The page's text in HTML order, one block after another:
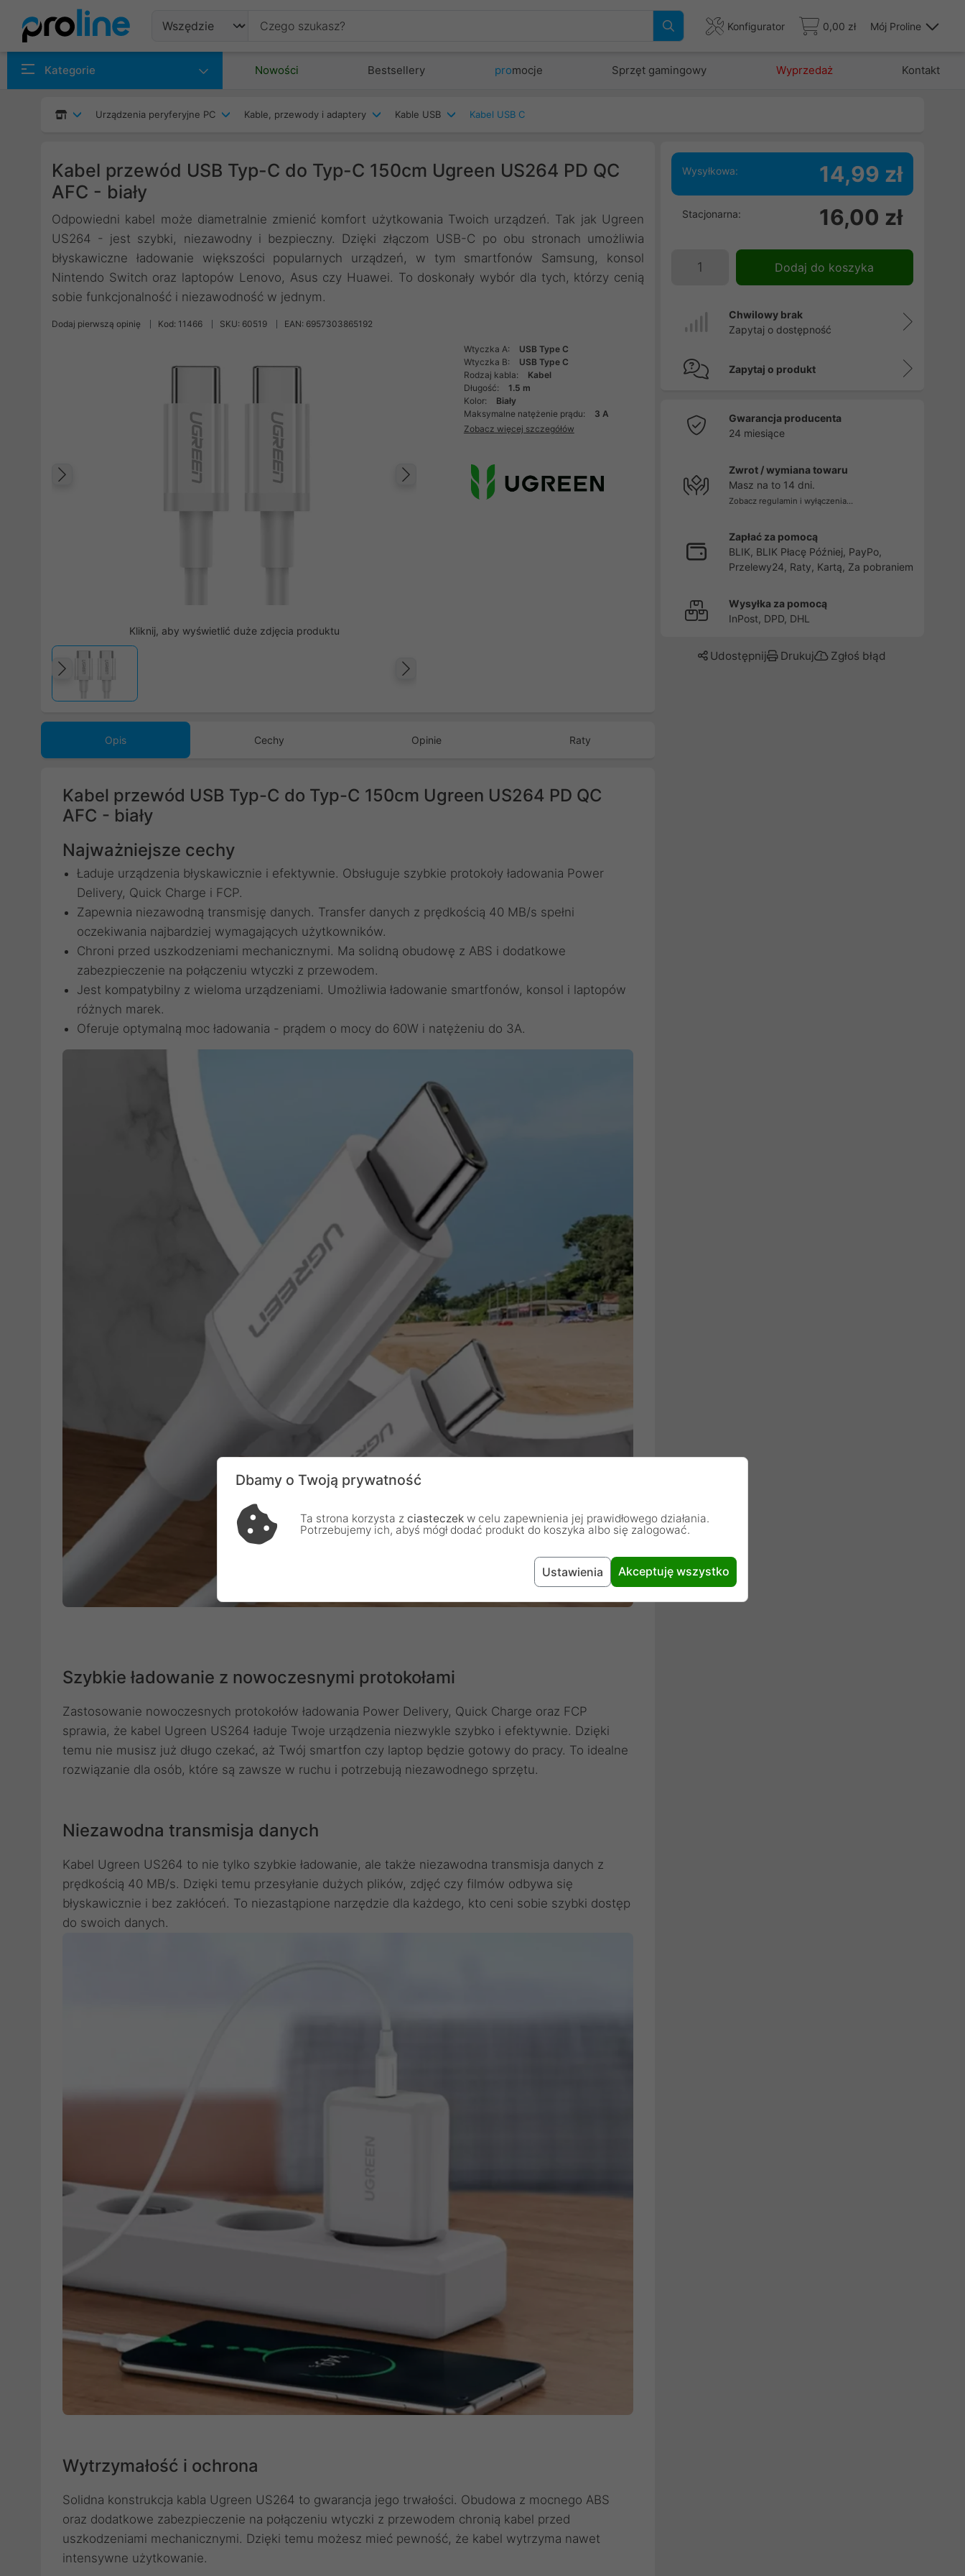
Konfigurator 0,00 zł Mój Proline
Kategorie Nowości Bestsellery promocje Sprzęt gamingowy Wyprzedaż Kontakt
Urządzenia peryferyjne PC Kable, przewody i adaptery Kable USB Kabel USB C
Kabel przewód USB Typ-C do Typ-C 150cm Ugreen US264 PD QC
AFC - biały
Odpowiedni kabel może diametralnie zmienić komfort użytkowania Twoich urządzeń. Tak jak Ugreen
US264 - jest szybki, niezawodny i bezpieczny. Dzięki złączom USB-C po obu stronach umożliwia
błyskawiczne ładowanie większości popularnych urządzeń, w tym smartfonów Samsung, konsol
Nintendo Switch oraz laptopów Lenovo, Asus czy Huawei. To doskonały wybór dla tych, którzy cenią
sobie funkcjonalność i niezawodność w jednym.
Dodaj pierwszą opinię Kod: 11466 SKU: 60519 EAN: 6957303865192
Następny
Kliknij, aby wyświetlić duże zdjęcia produktu
Wtyczka A:
USB Type C
Wtyczka B:
USB Type C
Rodzaj kabla:
Kabel
Długość:
1.5 m
Kolor:
Biały
Maksymalne natężenie prądu:
3 A
Zobacz więcej szczegółów
Opis Cechy Opinie Raty
Kabel przewód USB Typ-C do Typ-C 150cm Ugreen US264 PD QC
AFC - biały
Najważniejsze cechy
Ładuje urządzenia błyskawicznie i efektywnie. Obsługuje szybkie protokoły ładowania Power
Delivery, Quick Charge i FCP.
Zapewnia niezawodną transmisję danych. Transfer danych z prędkością 40 MB/s spełni
oczekiwania najbardziej wymagających użytkowników.
Chroni przed uszkodzeniami mechanicznymi. Ma solidną obudowę z ABS i dodatkowe
zabezpieczenie na połączeniu wtyczki z przewodem.
Jest kompatybilny z wieloma urządzeniami. Umożliwia ładowanie smartfonów, konsol i laptopów
różnych marek.
Oferuje optymalną moc ładowania - prądem o mocy do 60W i natężeniu do 3A.
Szybkie ładowanie z nowoczesnymi protokołami
Zastosowanie nowoczesnych protokołów ładowania Power Delivery, Quick Charge oraz FCP
sprawia, że kabel Ugreen US264 ładuje Twoje urządzenia niezwykle szybko i efektywnie. Dzięki
temu nie musisz już długo czekać, aż Twój smartfon czy laptop będzie gotowy do pracy. To idealne
rozwiązanie dla osób, które są zawsze w ruchu i potrzebują niezawodnego sprzętu.
Niezawodna transmisja danych
Kabel Ugreen US264 to nie tylko szybkie ładowanie, ale także niezawodna transmisja danych z
prędkością 40 MB/s. Dzięki temu przesyłanie dużych plików, zdjęć czy filmów odbywa się
błyskawicznie i bez zakłóceń. To niezastąpione narzędzie dla każdego, kto ceni sobie szybki dostęp
do swoich danych.
Wytrzymałość i ochrona
Solidna konstrukcja kabla Ugreen US264 to gwarancja jego trwałości. Obudowa z mocnego ABS
oraz dodatkowe zabezpieczenie na połączeniu wtyczki z przewodem chronią kabel przed
uszkodzeniami mechanicznymi. Dzięki temu możesz mieć pewność, że kabel wytrzyma nawet
intensywne użytkowanie.
Wysyłkowa: 14,99 zł
Stacjonarna: 16,00 zł
Dodaj do koszyka
Chwilowy brak
Zapytaj o dostępność
Zapytaj o produkt
Gwarancja producenta
24 miesiące
Zwrot / wymiana towaru
Masz na to 14 dni.
Zobacz regulamin i wyłączenia...
Zapłać za pomocą
BLIK, BLIK Płacę Później, PayPo,
Przelewy24, Raty, Kartą, Za pobraniem
Wysyłka za pomocą
InPost, DPD, DHL
Udostępnij Drukuj Zgłoś błąd
Dbamy o Twoją prywatność
Ta strona korzysta z ciasteczek w celu zapewnienia jej prawidłowego działania.
Potrzebujemy ich, abyś mógł dodać produkt do koszyka albo się zalogować.
Ustawienia Akceptuję wszystko